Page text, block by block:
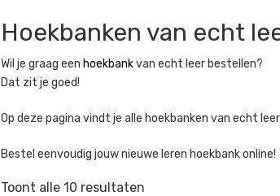
Hoekbanken van echt
Wil je graag een hoekbankvan echt leer bestellen?
Dat zit je goed!
Op deze pagina vindt je alle hoekbanken van echt
Bestel eenvoudig jouw nieuwe leren hoekbank online!
Toont alle 10 resultaten